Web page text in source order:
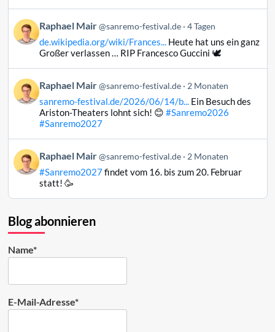
Bluesky
ansehen
Beitrag
von
Raphael
Bluesky
ansehen
Raphael Mair @sanremo-festival.de 4 Tagen
de.wikipedia.org/wiki/Frances...Heute hat uns ein ganz
Großer verlassen … RIP Francesco Guccini 🕊️
Beitrag
von
Raphael
ansehen
Raphael Mair @sanremo-festival.de 2 Monaten
sanremo-festival.de/2026/06/14/b...Ein Besuch des
Ariston-Theaters lohnt sich! 😊 #Sanremo2026
#Sanremo2027
Beitrag
von
Raphael
Bluesky
ansehen
Raphael Mair @sanremo-festival.de 2 Monaten
#Sanremo2027findet vom 16. bis zum 20. Februar
statt! 🥳
Blog abonnieren
Name*
E-Mail-Adresse*